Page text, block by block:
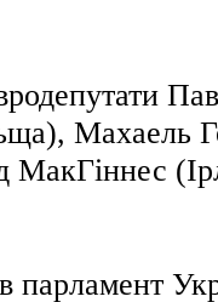
Махаель
МакГіннес
парламент